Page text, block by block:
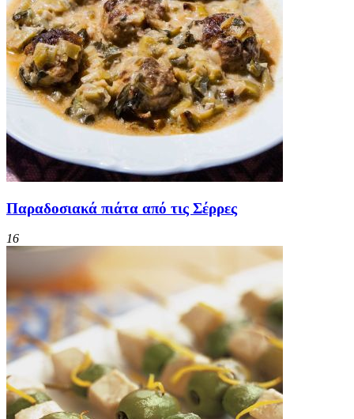
Παραδοσιακά πιάτα από τις Σέρρες
16